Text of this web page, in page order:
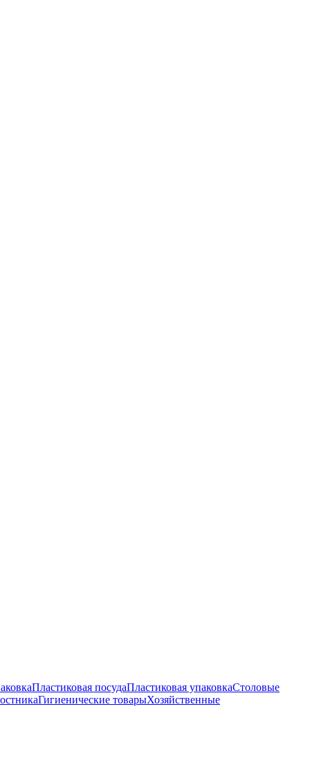
Пластиковая посудаПластиковая упаковкаСтоловые
Гигиенические товарыХозяйственные